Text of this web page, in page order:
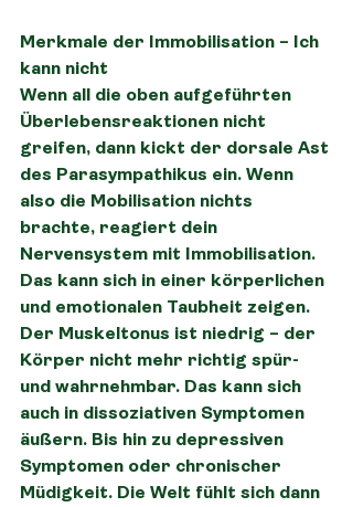
Merkmale der Immobilisation – Ich
kann nicht
Wenn all die oben aufgeführten
Überlebensreaktionen nicht
greifen, dann kickt der dorsale Ast
des Parasympathikus ein. Wenn
also die Mobilisation nichts
brachte, reagiert dein
Nervensystem mit Immobilisation.
Das kann sich in einer körperlichen
und emotionalen Taubheit zeigen.
Der Muskeltonus ist niedrig – der
Körper nicht mehr richtig spür-
und wahrnehmbar. Das kann sich
auch in dissoziativen Symptomen
äußern. Bis hin zu depressiven
Symptomen oder chronischer
Müdigkeit. Die Welt fühlt sich dann